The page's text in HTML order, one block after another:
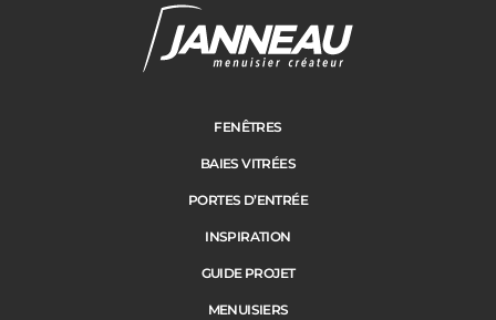
Cloture
Suivant
Adresse des travaux
Code Postal des travaux
FENÊTRES
BAIES VITRÉES
PORTES D’ENTRÉE
INSPIRATION
GUIDE PROJET
MENUISIERS